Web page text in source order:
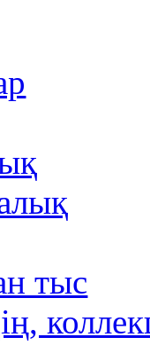
тыс